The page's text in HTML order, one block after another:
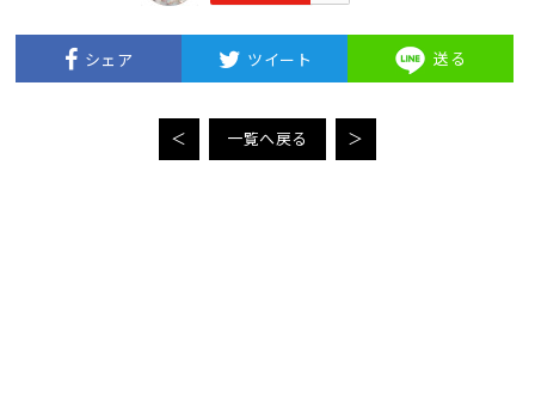
シェア ツイート 送る
＜ 一覧へ戻る ＞